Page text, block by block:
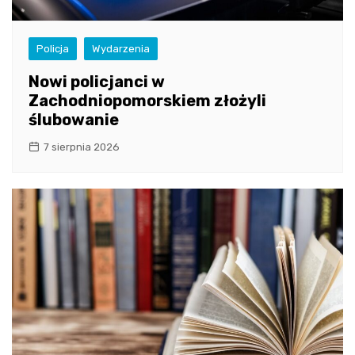
Policja Wydarzenia
Nowi policjanci w
Zachodniopomorskiem złożyli
ślubowanie
7 sierpnia 2026